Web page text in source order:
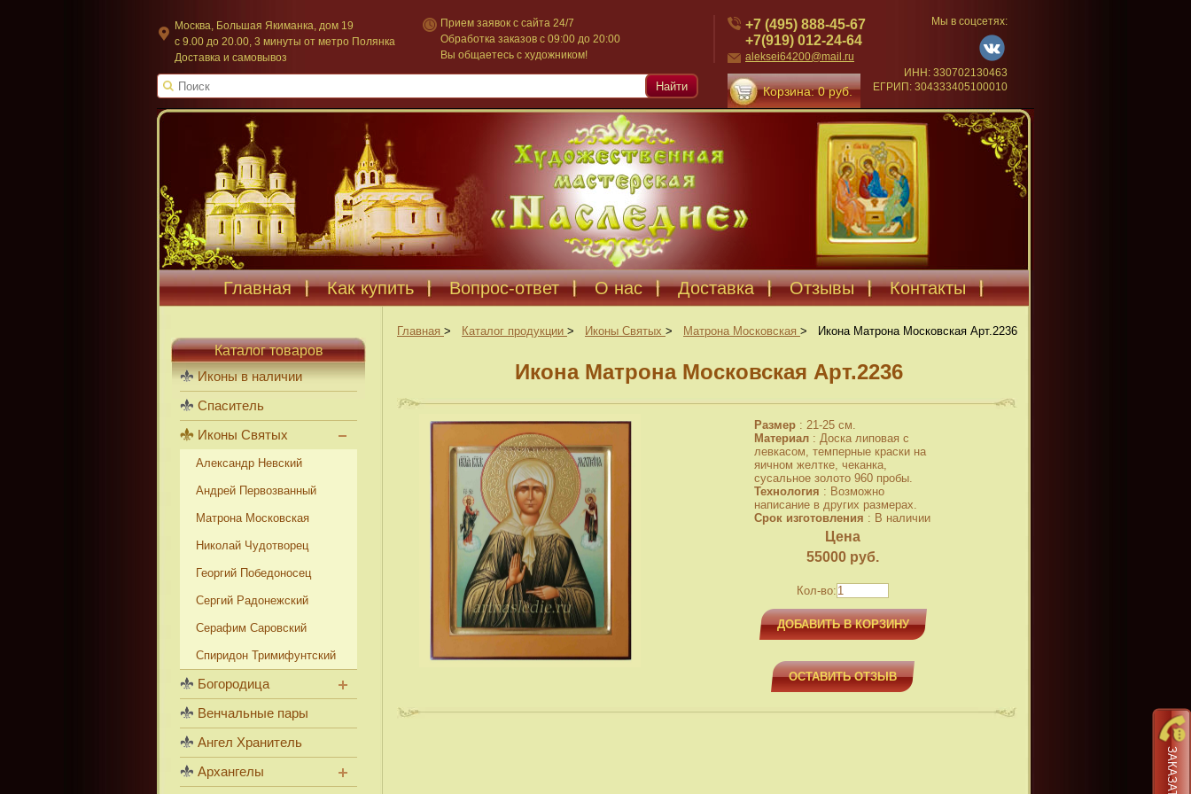
Москва, Большая Якиманка, дом 19
c 9.00 до 20.00, 3 минуты от метро Полянка
Доставка и самовывоз
Прием заявок с сайта 24/7
Обработка заказов с 09:00 до 20:00
Вы общаетесь с художником!
+7 (495) 888-45-67
+7(919) 012-24-64
aleksei64200@mail.ru
Корзина: 0 руб.
Мы в соцсетях:
ИНН: 330702130463
ЕГРИП: 304333405100010
Найти
Главная Как купить Вопрос-ответ О нас Доставка Отзывы Контакты
Главная > Каталог продукции > Иконы Святых > Матрона Московская > Икона Матрона Московская Арт.2236
Икона Матрона Московская Арт.2236
Размер : 21-25 см.
Материал : Доска липовая с
левкасом, темперные краски на
яичном желтке, чеканка,
сусальное золото 960 пробы.
Технология : Возможно
написание в других размерах.
Срок изготовления : В наличии
Цена
55000 руб.
Кол-во:
ДОБАВИТЬ В КОРЗИНУ
ОСТАВИТЬ ОТЗЫВ
Каталог товаров
Иконы в наличии
Спаситель
Иконы Святых
Александр Невский
Андрей Первозванный
Матрона Московская
Николай Чудотворец
Георгий Победоносец
Сергий Радонежский
Серафим Саровский
Спиридон Тримифунтский
Богородица
Венчальные пары
Ангел Хранитель
Архангелы